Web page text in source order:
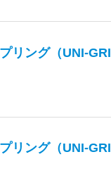
リング（UNI-GRI
リング（UNI-GRI